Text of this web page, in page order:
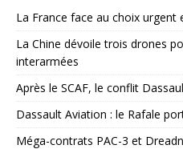
La France face au choix urgent
La Chine dévoile trois drones
interarmées
Après le SCAF, le conflit
Dassault Aviation : le Rafale
Méga-contrats PAC-3 et